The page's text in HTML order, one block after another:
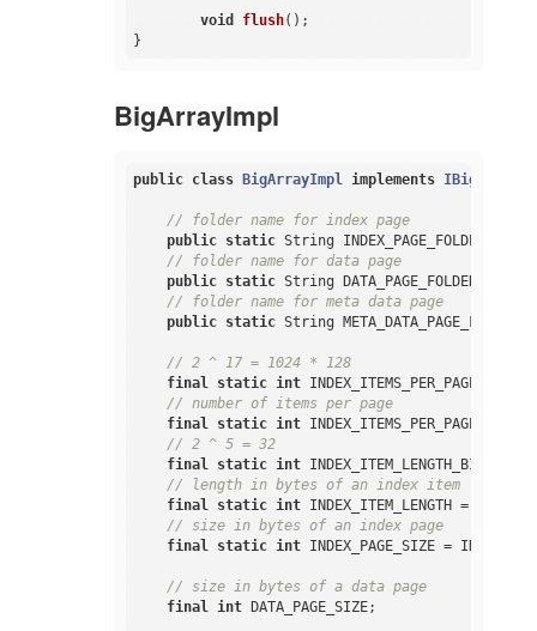
void flush() ;
BigArrayImpl
public class BigArrayImpl implements IBigArray
// folder name for index page
public static String INDEX_PAGE_FOLDER =
// folder name for data page
public static String DATA_PAGE_FOLDER =
// folder name for meta data page
public static String META_DATA_PAGE_FOLDER
// 2 ^ 17 = 1024 * 128
final static int INDEX_ITEMS_PER_PAGE_BITS
// number of items per page
final static int INDEX_ITEMS_PER_PAGE =
// 2 ^ 5 = 32
final static int INDEX_ITEM_LENGTH_BITS =
// length in bytes of an index item
final static int INDEX_ITEM_LENGTH =
// size in bytes of an index page
final static int INDEX_PAGE_SIZE =
// size in bytes of a data page
final int DATA_PAGE_SIZE;